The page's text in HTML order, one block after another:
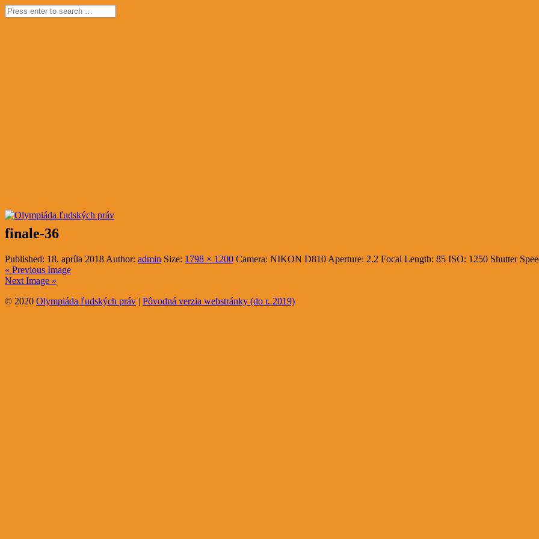
finale-36
Published: 18. apríla 2018 Author: admin Size: 1798 × 1200 Camera: NIKON D810 Aperture: 2.2 Focal Length: 85 ISO: 1250 Shutter
« Previous Image
Next Image »
© 2020 Olympiáda ľudských práv | Pôvodná verzia webstránky (do r. 2019)